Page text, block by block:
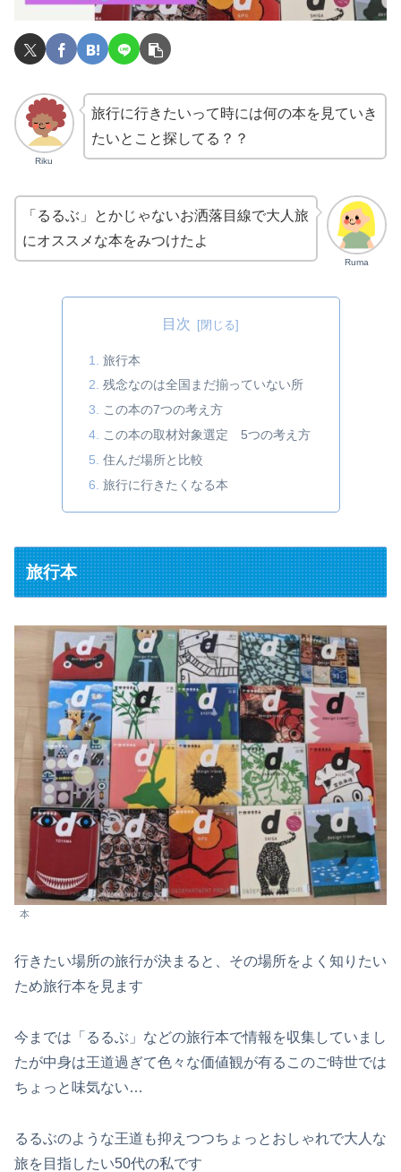
Riku
旅行に行きたいって時には何の本を見ていき
たいとこと探してる？？
Ruma
「るるぶ」とかじゃないお洒落目線で大人旅
にオススメな本をみつけたよ
目次
旅行本
残念なのは全国まだ揃っていない所
この本の7つの考え方
この本の取材対象選定 5つの考え方
住んだ場所と比較
旅行に行きたくなる本
旅行本
本
行きたい場所の旅行が決まると、その場所をよく知りたい
ため旅行本を見ます
今までは「るるぶ」などの旅行本で情報を収集していまし
たが中身は王道過ぎて色々な価値観が有るこのご時世では
ちょっと味気ない…
るるぶのような王道も抑えつつちょっとおしゃれで大人な
旅を目指したい50代の私です